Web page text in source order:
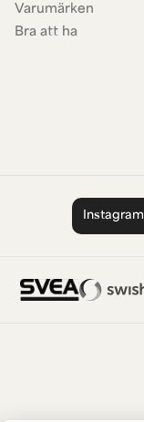
Varumärken
Bra att ha
Instagram